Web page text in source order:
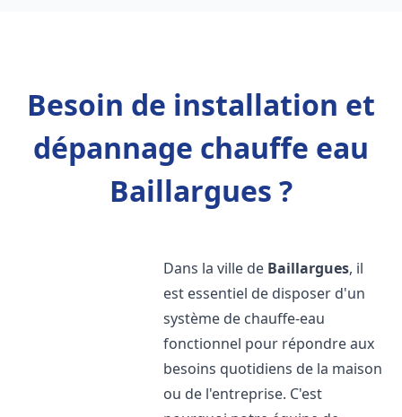
Besoin de installation et
dépannage chauffe eau
Baillargues ?
Dans la ville de Baillargues, il
est essentiel de disposer d'un
système de chauffe-eau
fonctionnel pour répondre aux
besoins quotidiens de la maison
ou de l'entreprise. C'est